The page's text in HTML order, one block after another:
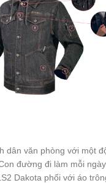
dân văn phòng với một
đường đi làm mỗi
Dakota phối với áo